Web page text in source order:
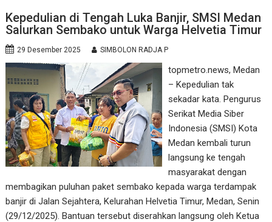
Kepedulian di Tengah Luka Banjir, SMSI Medan
Salurkan Sembako untuk Warga Helvetia Timur
29 Desember 2025 SIMBOLON RADJA P
topmetro.news, Medan
– Kepedulian tak
sekadar kata. Pengurus
Serikat Media Siber
Indonesia (SMSI) Kota
Medan kembali turun
langsung ke tengah
masyarakat dengan
membagikan puluhan paket sembako kepada warga terdampak
banjir di Jalan Sejahtera, Kelurahan Helvetia Timur, Medan, Senin
(29/12/2025). Bantuan tersebut diserahkan langsung oleh Ketua